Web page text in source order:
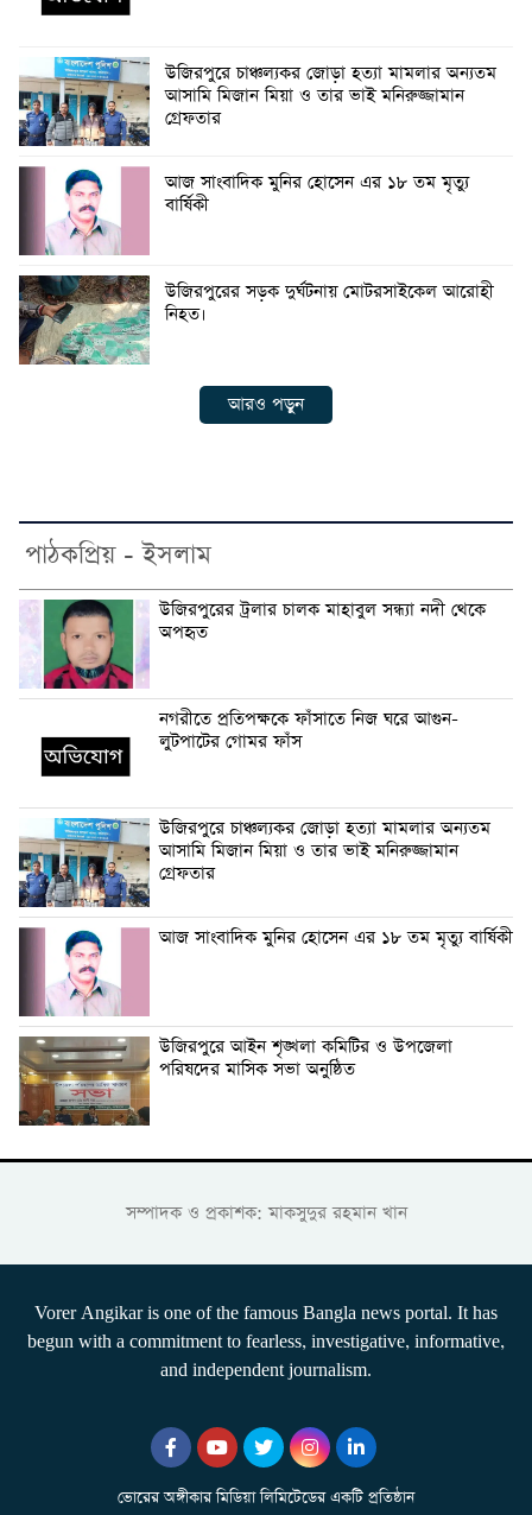
উজিরপুরে চাঞ্চল্যকর জোড়া হত্যা মামলার অন্যতম
আসামি মিজান মিয়া ও তার ভাই মনিরুজ্জামান
গ্রেফতার
আজ সাংবাদিক মুনির হোসেন এর ১৮ তম মৃত্যু
বার্ষিকী
উজিরপুরের সড়ক দুর্ঘটনায় মোটরসাইকেল আরোহী
নিহত।
আরও পড়ুন
পাঠকপ্রিয় - ইসলাম
উজিরপুরের ট্রলার চালক মাহাবুল সন্ধ্যা নদী থেকে
অপহৃত
নগরীতে প্রতিপক্ষকে ফাঁসাতে নিজ ঘরে আগুন-
লুটপাটের গোমর ফাঁস
উজিরপুরে চাঞ্চল্যকর জোড়া হত্যা মামলার অন্যতম
আসামি মিজান মিয়া ও তার ভাই মনিরুজ্জামান
গ্রেফতার
আজ সাংবাদিক মুনির হোসেন এর ১৮ তম মৃত্যু বার্ষিকী
উজিরপুরে আইন শৃঙ্খলা কমিটির ও উপজেলা
পরিষদের মাসিক সভা অনুষ্ঠিত
সম্পাদক ও প্রকাশক: মাকসুদুর রহমান খান
Vorer Angikar is one of the famous Bangla news portal. It has
begun with a commitment to fearless, investigative, informative,
and independent journalism.
ভোরের অঙ্গীকার মিডিয়া লিমিটেডের একটি প্রতিষ্ঠান